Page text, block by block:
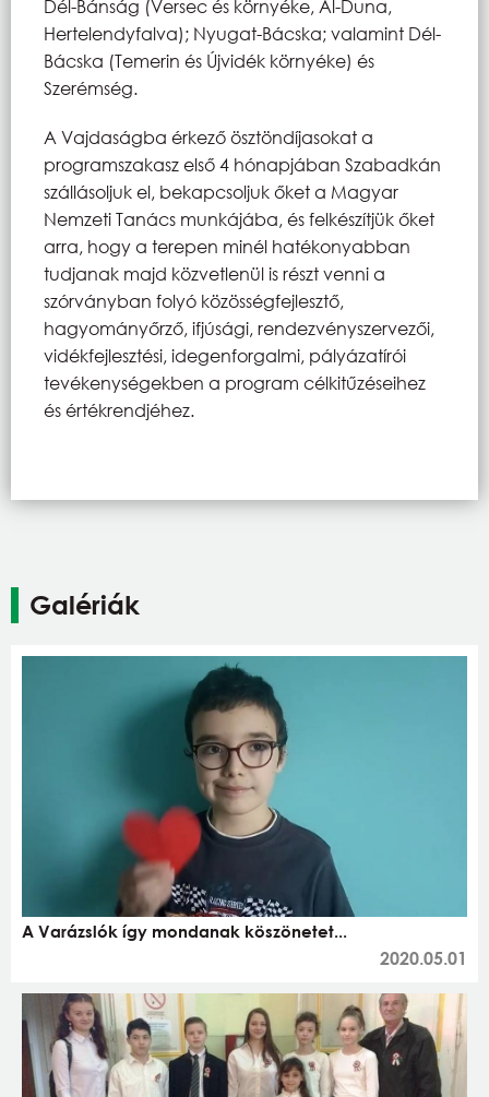
Dél-Bánság (Versec és környéke, Al-Duna,
Hertelendyfalva); Nyugat-Bácska; valamint Dél-
Bácska (Temerin és Újvidék környéke) és
Szerémség.
A Vajdaságba érkező ösztöndíjasokat a
programszakasz első 4 hónapjában Szabadkán
szállásoljuk el, bekapcsoljuk őket a Magyar
Nemzeti Tanács munkájába, és felkészítjük őket
arra, hogy a terepen minél hatékonyabban
tudjanak majd közvetlenül is részt venni a
szórványban folyó közösségfejlesztő,
hagyományőrző, ifjúsági, rendezvényszervezői,
vidékfejlesztési, idegenforgalmi, pályázatírói
tevékenységekben a program célkitűzéseihez
és értékrendjéhez.
Galériák
A Varázslók így mondanak köszönetet...
2020.05.01